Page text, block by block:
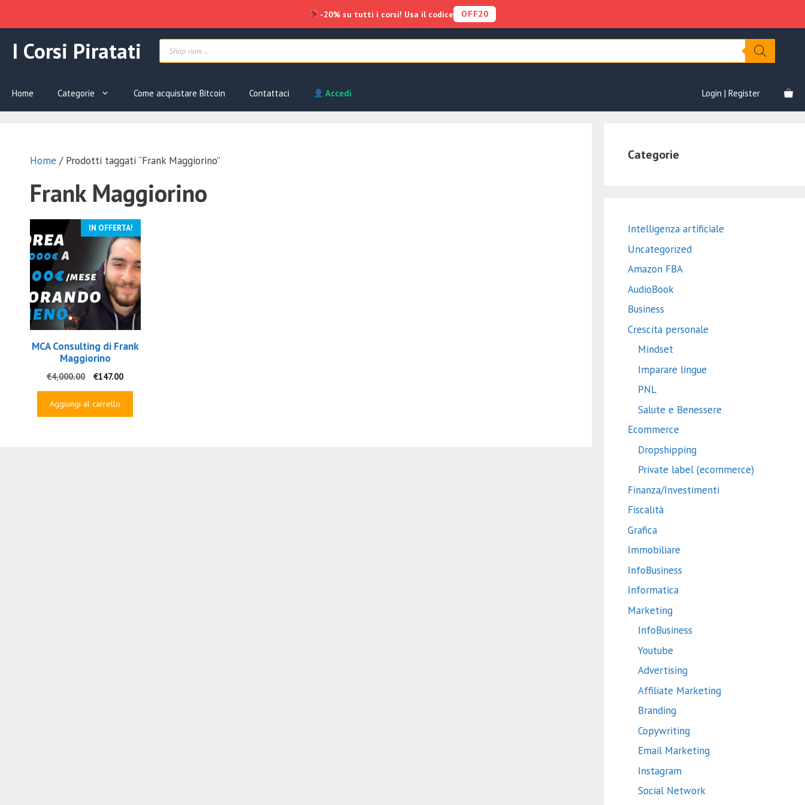
contenuto
I Corsi Piratati Products
search
Home Categorie Come acquistare Bitcoin Contattaci Accedi Login | Register
Home / Prodotti taggati “Frank Maggiorino”
Frank Maggiorino
IN OFFERTA!
MCA Consulting di Frank
Maggiorino
€4,000.00
Il
originale
€147.00Il
Aggiungi al carrello
Categorie
Intelligenza artificiale
Uncategorized
Amazon FBA
AudioBook
Business
Crescita personale
Mindset
Imparare lingue
PNL
Salute e Benessere
Ecommerce
Dropshipping
Private label (ecommerce)
Finanza/Investimenti
Fiscalità
Grafica
Immobiliare
InfoBusiness
Informatica
Marketing
InfoBusiness
Youtube
Advertising
Affiliate Marketing
Branding
Copywriting
Email Marketing
Instagram
Social Network
-20% su tutti i corsi! Usa il codice OFF20